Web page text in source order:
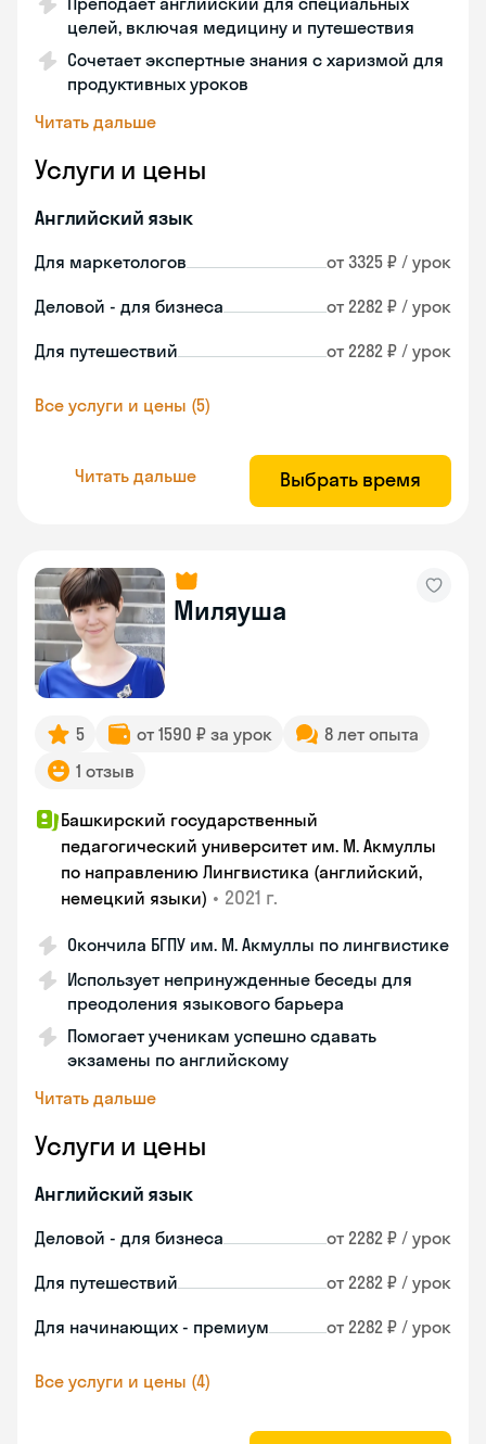
целей, включая медицину и путешествия
Сочетает экспертные знания с харизмой для
продуктивных уроков
Читать дальше
Услуги и цены
Английский язык
Для маркетологов от 3325 ₽ / урок
Деловой - для бизнеса от 2282 ₽ / урок
Для путешествий от 2282 ₽ / урок
Все услуги и цены (5)
Читать дальше Выбрать время
Миляуша
5 от 1590 ₽ за урок
8 лет опыта
1 отзыв
Башкирский государственный
педагогический университет им. М. Акмуллы
по направлению Лингвистика (английский,
немецкий языки) • 2021 г.
Окончила БГПУ им. М. Акмуллы по лингвистике
Использует непринужденные беседы для
преодоления языкового барьера
Помогает ученикам успешно сдавать
экзамены по английскому
Читать дальше
Услуги и цены
Английский язык
Деловой - для бизнеса от 2282 ₽ / урок
Для путешествий от 2282 ₽ / урок
Для начинающих - премиум от 2282 ₽ / урок
Все услуги и цены (4)